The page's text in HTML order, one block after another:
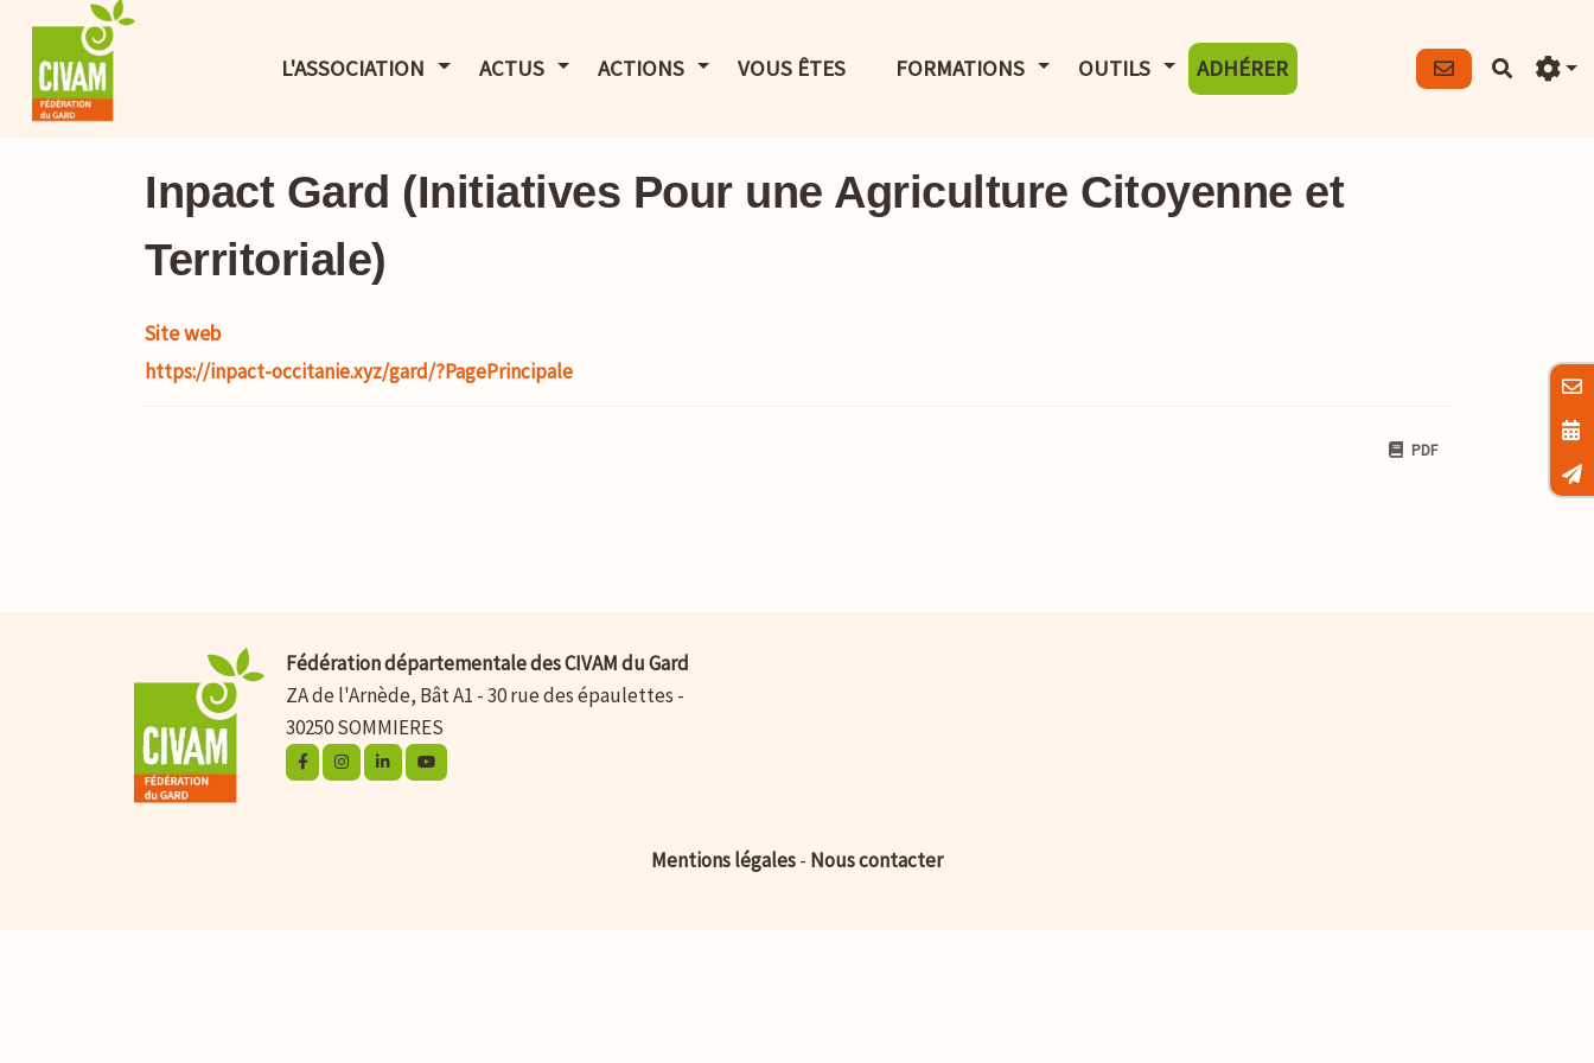
L'ASSOCIATION AFFICHER LE MENU
ACTUS AFFICHER LE MENU
ACTIONS AFFICHER LE MENU
VOUS ÊTES FORMATIONS AFFICHER LE MENU
OUTILS AFFICHER LE MENU
ADHÉRER
Inpact Gard (Initiatives Pour une Agriculture Citoyenne et
Territoriale)
Site web
https://inpact-occitanie.xyz/gard/?PagePrincipale
PDF
Fédération départementale des CIVAM du Gard
ZA de l'Arnède, Bât A1 - 30 rue des épaulettes -
30250 SOMMIERES
Mentions légales- Nous contacter